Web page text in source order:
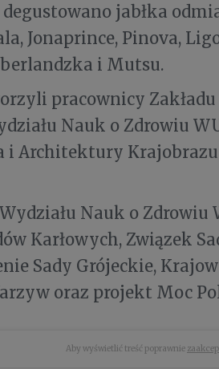
jabłka
Jonaprince, Pinova,
i Mutsu.
pracownicy
Nauk o Zdrowiu
i Architektury
Nauk o Zdrowiu
Karłowych, Związek
Sady Grójeckie,
oraz projekt Moc
Aby wyświetlić treść poprawnie